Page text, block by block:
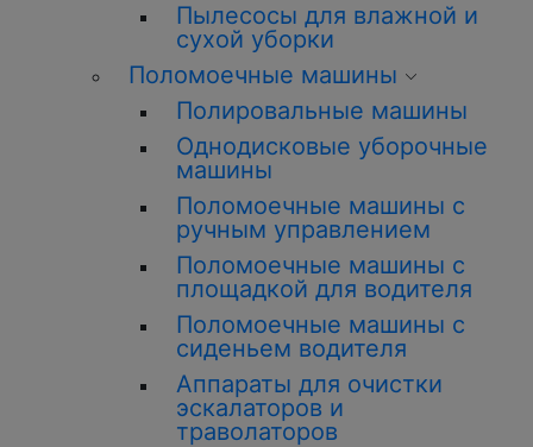
Пылесосы для влажной и
сухой уборки
Поломоечные машины
Полировальные машины
Однодисковые уборочные
машины
Поломоечные машины с
ручным управлением
Поломоечные машины с
площадкой для водителя
Поломоечные машины с
сиденьем водителя
Аппараты для очистки
эскалаторов и
траволаторов